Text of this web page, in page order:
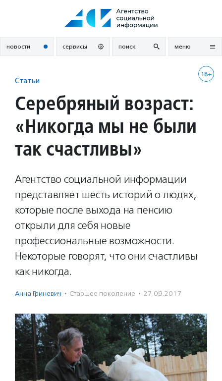
новости сервисы поиск меню
18+
Статьи
Серебряный возраст:
«Никогда мы не были
так счастливы»
Агентство социальной информации
представляет шесть историй о людях,
которые после выхода на пенсию
открыли для себя новые
профессиональные возможности.
Некоторые говорят, что они счастливы
как никогда.
Анна Гриневич · Старшее поколение · 27.09.2017